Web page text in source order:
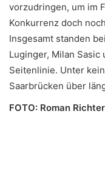
vorzudringen, um im
Konkurrenz doch
Insgesamt standen
Luginger, Milan
Seitenlinie. Unter
Saarbrücken über
FOTO: Roman Richter